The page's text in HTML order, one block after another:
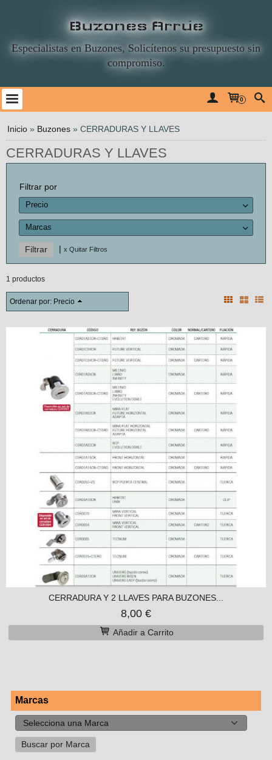
Buzones Arrúe
Especialistas en Buzones, Solicítenos su presupuesto sin
compromiso.
0
Marcas
Inicio » Buzones » CERRADURAS Y LLAVES
CERRADURAS Y LLAVES
Filtrar por
Precio
Marcas
| x Quitar Filtros
1 productos
Ordenar por: Precio
CERRADURA Y 2 LLAVES PARA BUZONES...
8,00 €
Añadir a Carrito